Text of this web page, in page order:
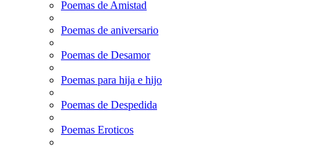
Poemas de Amistad
Poemas de aniversario
Poemas de Desamor
Poemas para hija e hijo
Poemas de Despedida
Poemas Eroticos